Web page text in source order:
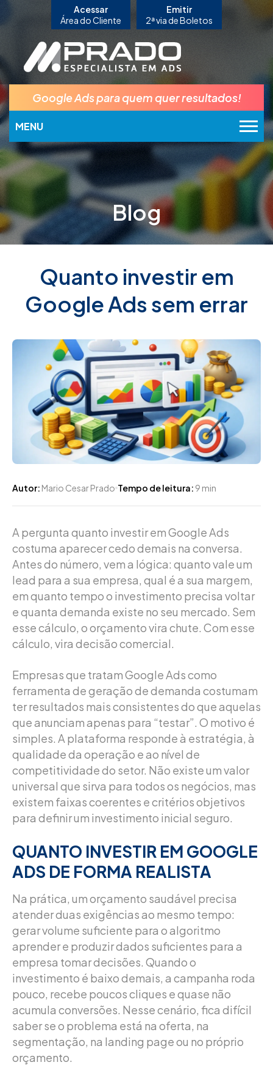
Acessar
Área do Cliente
Emitir
2ª via de Boletos
Google Ads para quem quer resultados!
MENU
Blog
Quanto investir em
Google Ads sem errar
Autor: Mario Cesar Prado Tempo de leitura: 9 min
A pergunta quanto investir em Google Ads
costuma aparecer cedo demais na conversa.
Antes do número, vem a lógica: quanto vale um
lead para a sua empresa, qual é a sua margem,
em quanto tempo o investimento precisa voltar
e quanta demanda existe no seu mercado. Sem
esse cálculo, o orçamento vira chute. Com esse
cálculo, vira decisão comercial.
Empresas que tratam Google Ads como
ferramenta de geração de demanda costumam
ter resultados mais consistentes do que aquelas
que anunciam apenas para “testar”. O motivo é
simples. A plataforma responde à estratégia, à
qualidade da operação e ao nível de
competitividade do setor. Não existe um valor
universal que sirva para todos os negócios, mas
existem faixas coerentes e critérios objetivos
para definir um investimento inicial seguro.
QUANTO INVESTIR EM GOOGLE
ADS DE FORMA REALISTA
Na prática, um orçamento saudável precisa
atender duas exigências ao mesmo tempo:
gerar volume suficiente para o algoritmo
aprender e produzir dados suficientes para a
empresa tomar decisões. Quando o
investimento é baixo demais, a campanha roda
pouco, recebe poucos cliques e quase não
acumula conversões. Nesse cenário, fica difícil
saber se o problema está na oferta, na
segmentação, na landing page ou no próprio
orçamento.